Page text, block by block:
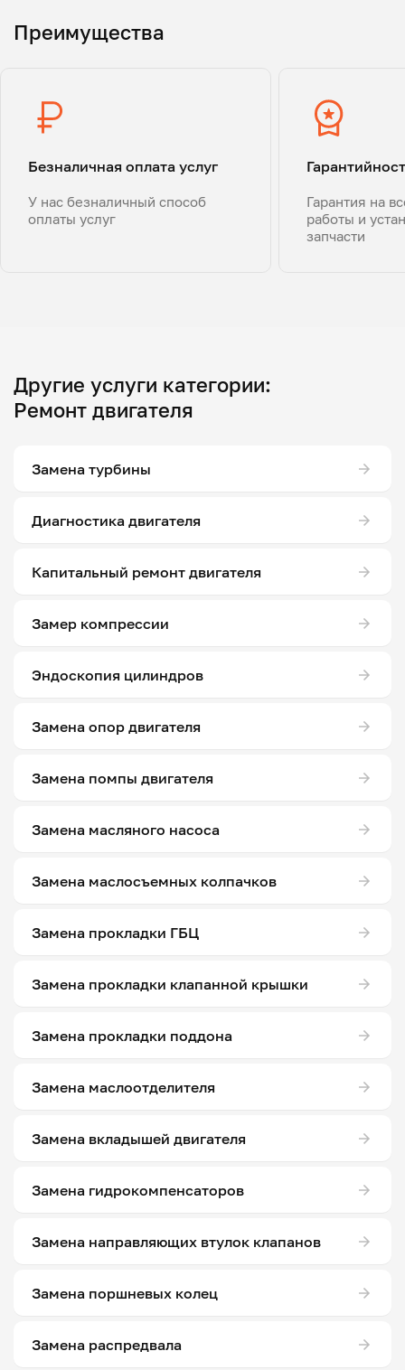
Преимущества
Безналичная оплата услуг
У нас безналичный способ
оплаты услуг
Гарантия на
работы и
запчасти
Другие услуги категории:
Ремонт двигателя
Замена турбины
Диагностика двигателя
Капитальный ремонт двигателя
Замер компрессии
Эндоскопия цилиндров
Замена опор двигателя
Замена помпы двигателя
Замена масляного насоса
Замена маслосъемных колпачков
Замена прокладки ГБЦ
Замена прокладки клапанной крышки
Замена прокладки поддона
Замена маслоотделителя
Замена вкладышей двигателя
Замена гидрокомпенсаторов
Замена направляющих втулок клапанов
Замена поршневых колец
Замена распредвала